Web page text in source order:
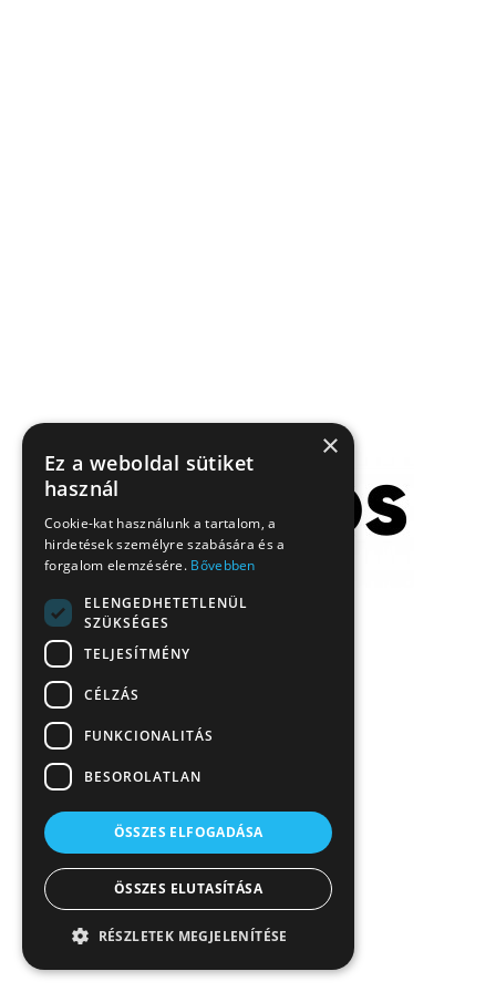
×
Ez a weboldal sütiket
használ
Cookie-kat használunk a tartalom, a
hirdetések személyre szabására és a
forgalom elemzésére. Bővebben
ELENGEDHETETLENÜL
SZÜKSÉGES
TELJESÍTMÉNY
CÉLZÁS
FUNKCIONALITÁS
BESOROLATLAN
ÖSSZES ELFOGADÁSA
ÖSSZES ELUTASÍTÁSA
RÉSZLETEK MEGJELENÍTÉSE